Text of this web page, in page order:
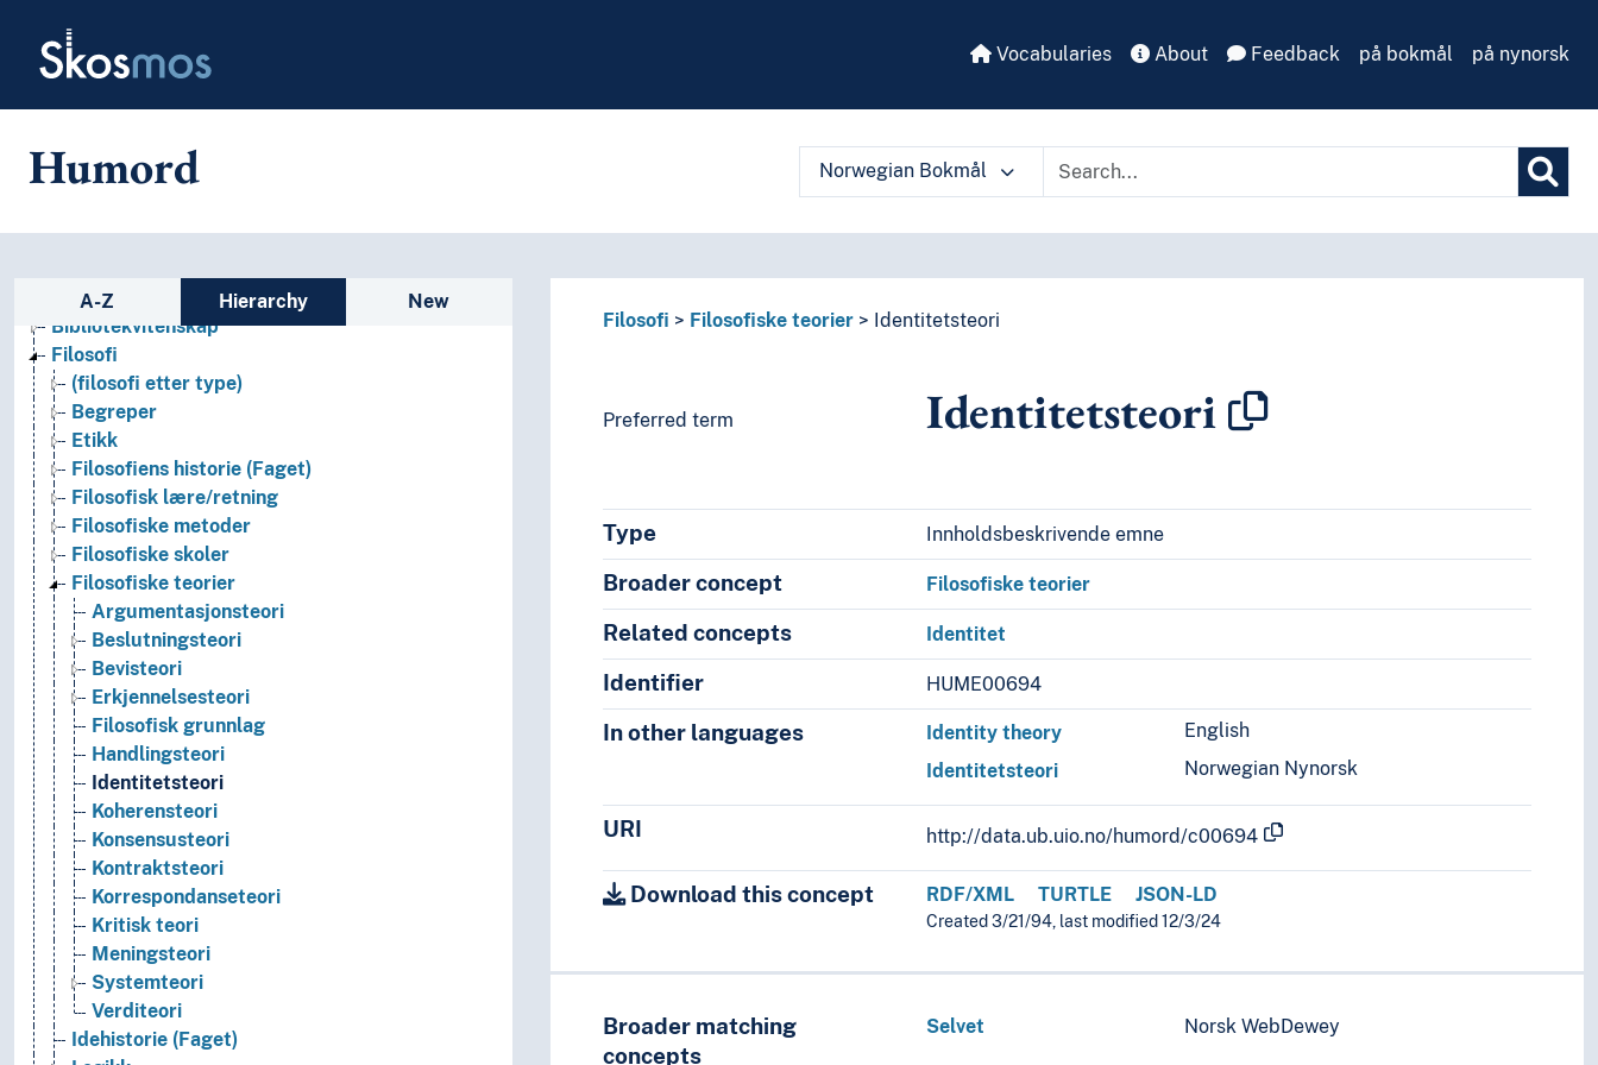
Skosmos Vocabularies About Feedback på bokmål på nynorsk
Humord Norwegian Bokmål
Sidebar listing: list and traverse vocabulary contents by a criterion
A-Z Hierarchy New
Arkeologi
Bibliotekvitenskap
Filosofi
(filosofi etter type)
Begreper
Etikk
Filosofiens historie (Faget)
Filosofisk lære/retning
Filosofiske metoder
Filosofiske skoler
Filosofiske teorier
Argumentasjonsteori
Beslutningsteori
Bevisteori
Erkjennelsesteori
Filosofisk grunnlag
Handlingsteori
Identitetsteori
Koherensteori
Konsensusteori
Kontraktsteori
Korrespondanseteori
Kritisk teori
Meningsteori
Systemteori
Verditeori
Idehistorie (Faget)
Filosofi Filosofiske teorier Identitetsteori
Preferred term Identitetsteori
Type Innholdsbeskrivende emne
Broader concept Filosofiske teorier
Related concepts Identitet
Identifier HUME00694
In other languages English
Identity theory
Norwegian Nynorsk
Identitetsteori
URI http://data.ub.uio.no/humord/c00694
Download this concept RDF/XML TURTLE JSON-LD
Created 3/21/94, last modified 12/3/24
Broader matching
concepts
Selvet Norsk WebDewey